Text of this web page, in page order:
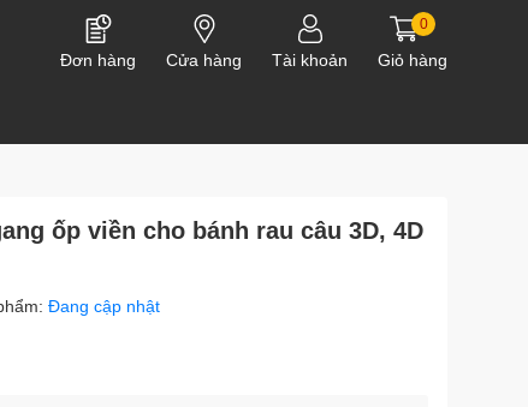
Đơn hàng Cửa hàng Tài khoản
0
Giỏ hàng
ốp viền cho bánh rau câu 3D, 4D
Đang cập nhật